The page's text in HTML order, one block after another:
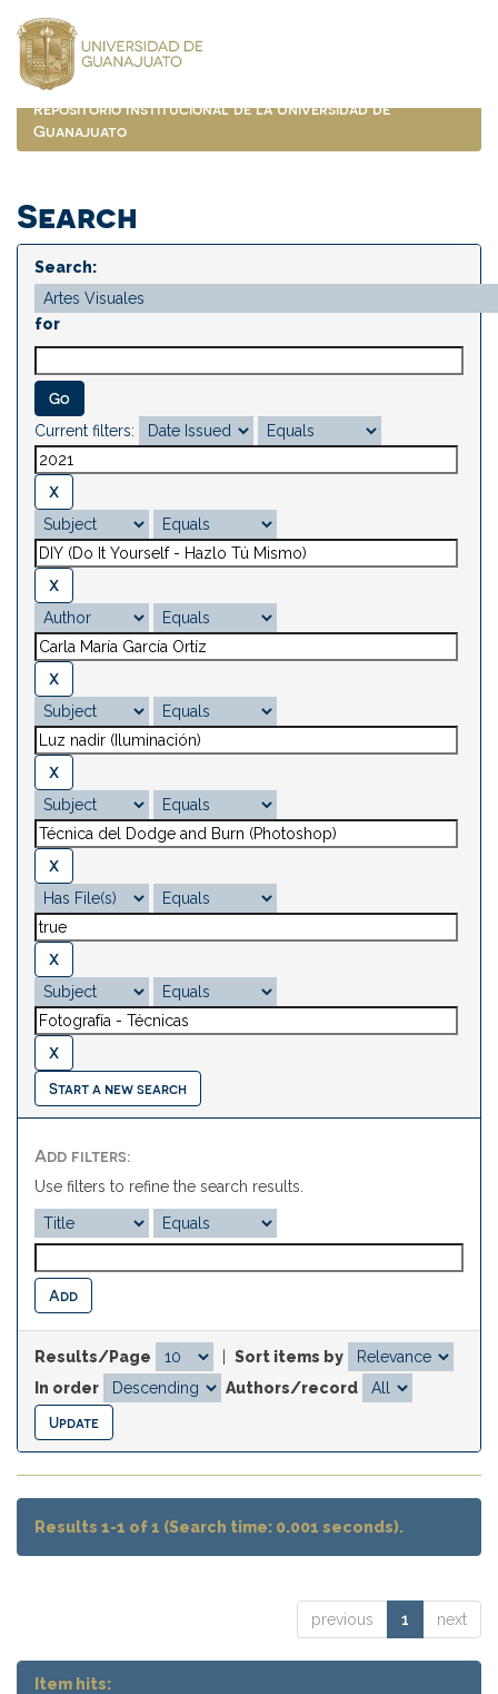
navigation
Repositorio Institucional de la Universidad de
Guanajuato
Search
Search:
for
Current filters:
Start a new search
Add filters:
Use filters to refine the search results.
Results/Page
Sort items by
In order
Authors/record
Results 1-1 of 1 (Search time: 0.001 seconds).
previous 1 next
Item hits: